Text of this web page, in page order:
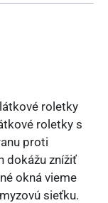
roletky
roletky s
proti
dokážu znížiť
okná vieme
sieťku.